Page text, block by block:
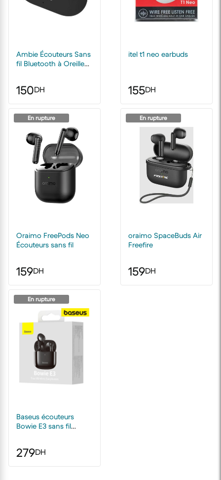
Ambie Écouteurs Sans
fil Bluetooth à Oreille
150DH
itel t1 neo earbuds
155DH
En rupture
Oraimo FreePods Neo
Écouteurs sans fil
159DH
En rupture
oraimo SpaceBuds Air
Freefire
159DH
En rupture
Baseus écouteurs
Bowie E3 sans fil
279DH